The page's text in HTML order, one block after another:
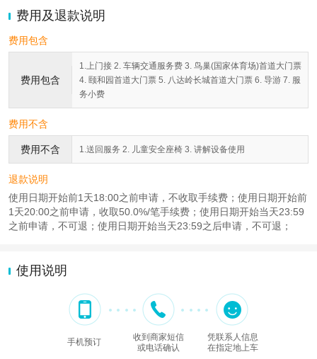
费用及退款说明
费用包含
费用包含
1.上门接 2. 车辆交通服务费 3. 鸟巢(国家体育场)首道大门票
4. 颐和园首道大门票 5. 八达岭长城首道大门票 6. 导游 7. 服
务小费
费用不含
费用不含 1.送回服务 2. 儿童安全座椅 3. 讲解设备使用
退款说明
使用日期开始前1天18:00之前申请，不收取手续费；使用日期开始前
1天20:00之前申请，收取50.0%/笔手续费；使用日期开始当天23:59
之前申请，不可退；使用日期开始当天23:59之后申请，不可退；
使用说明
手机预订
收到商家短信
或电话确认
凭联系人信息
在指定地上车